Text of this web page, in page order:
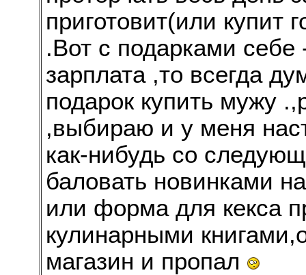
приготовит(или купит
.Вот с подарками себе
зарплата ,то всегда
подарок купить мужу
,выбираю и у меня
как-нибудь со
баловать новинками
или форма для кекса
кулинарными
магазин и пропал